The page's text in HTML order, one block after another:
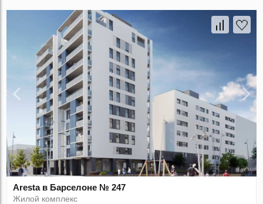
Aresta в Барселоне № 247
Жилой комплекс